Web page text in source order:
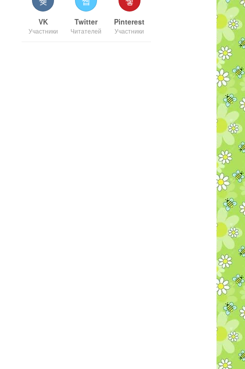
VK
Участники
Twitter
Читателей
Pinterest
Участники